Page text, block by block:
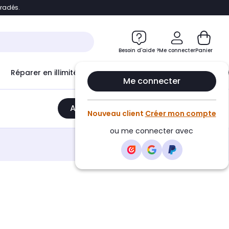
Accéder directement au chatbot
Besoin d'aide ?Me connecter
Me connecter
Nouveau client Créer mon compte
ou me connecter avec
Panier
Réparer en illimité avec Le Club Infinity
Ajouter au panier •